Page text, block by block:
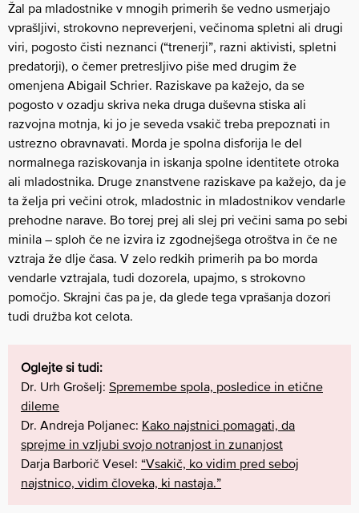
Žal pa mladostnike v mnogih primerih še vedno usmerjajo
vprašljivi, strokovno nepreverjeni, večinoma spletni ali drugi
viri, pogosto čisti neznanci (“trenerji”, razni aktivisti, spletni
predatorji), o čemer pretresljivo piše med drugim že
omenjena Abigail Schrier. Raziskave pa kažejo, da se
pogosto v ozadju skriva neka druga duševna stiska ali
razvojna motnja, ki jo je seveda vsakič treba prepoznati in
ustrezno obravnavati. Morda je spolna disforija le del
normalnega raziskovanja in iskanja spolne identitete otroka
ali mladostnika. Druge znanstvene raziskave pa kažejo, da je
ta želja pri večini otrok, mladostnic in mladostnikov vendarle
prehodne narave. Bo torej prej ali slej pri večini sama po sebi
minila – sploh če ne izvira iz zgodnejšega otroštva in če ne
vztraja že dlje časa. V zelo redkih primerih pa bo morda
vendarle vztrajala, tudi dozorela, upajmo, s strokovno
pomočjo. Skrajni čas pa je, da glede tega vprašanja dozori
tudi družba kot celota.
Oglejte si tudi:
Dr. Urh Grošelj: Spremembe spola, posledice in etične
dileme
Dr. Andreja Poljanec: Kako najstnici pomagati, da
sprejme in vzljubi svojo notranjost in zunanjost
Darja Barborič Vesel: “Vsakič, ko vidim pred seboj
najstnico, vidim človeka, ki nastaja.”